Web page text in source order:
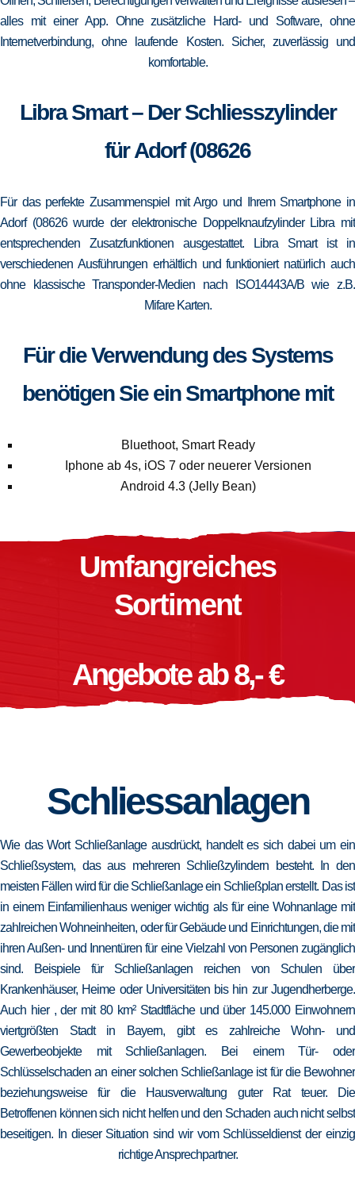
alles mit einer App. Ohne zusätzliche Hard- und Software, ohne
Internetverbindung, ohne laufende Kosten. Sicher, zuverlässig und
komfortable.
Libra Smart – Der Schliesszylinder
für Adorf (08626
Für das perfekte Zusammenspiel mit Argo und Ihrem Smartphone in
Adorf (08626 wurde der elektronische Doppelknaufzylinder Libra mit
entsprechenden Zusatzfunktionen ausgestattet. Libra Smart ist in
verschiedenen Ausführungen erhältlich und funktioniert natürlich auch
ohne klassische Transponder-Medien nach ISO14443A/B wie z.B.
Mifare Karten.
Für die Verwendung des Systems
benötigen Sie ein Smartphone mit
Bluethoot, Smart Ready
Iphone ab 4s, iOS 7 oder neuerer Versionen
Android 4.3 (Jelly Bean)
Umfangreiches
Sortiment
Angebote ab 8,- €
Schliessanlagen
Wie das Wort Schließanlage ausdrückt, handelt es sich dabei um ein
Schließsystem, das aus mehreren Schließzylindern besteht. In den
meisten Fällen wird für die Schließanlage ein Schließplan erstellt. Das ist
in einem Einfamilienhaus weniger wichtig als für eine Wohnanlage mit
zahlreichen Wohneinheiten, oder für Gebäude und Einrichtungen, die mit
ihren Außen- und Innentüren für eine Vielzahl von Personen zugänglich
sind. Beispiele für Schließanlagen reichen von Schulen über
Krankenhäuser, Heime oder Universitäten bis hin zur Jugendherberge.
Auch hier , der mit 80 km² Stadtfläche und über 145.000 Einwohnern
viertgrößten Stadt in Bayern, gibt es zahlreiche Wohn- und
Gewerbeobjekte mit Schließanlagen. Bei einem Tür- oder
Schlüsselschaden an einer solchen Schließanlage ist für die Bewohner
beziehungsweise für die Hausverwaltung guter Rat teuer. Die
Betroffenen können sich nicht helfen und den Schaden auch nicht selbst
beseitigen. In dieser Situation sind wir vom Schlüsseldienst der einzig
richtige Ansprechpartner.